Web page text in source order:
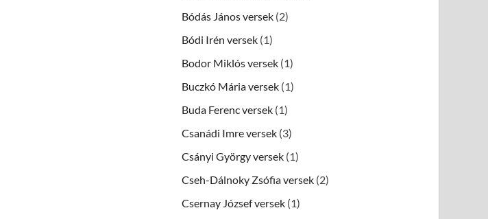
Bódás János versek (2)
Bódi Irén versek (1)
Bodor Miklós versek (1)
Buczkó Mária versek (1)
Buda Ferenc versek (1)
Csanádi Imre versek (3)
Csányi György versek (1)
Cseh-Dálnoky Zsófia versek (2)
Csernay József versek (1)